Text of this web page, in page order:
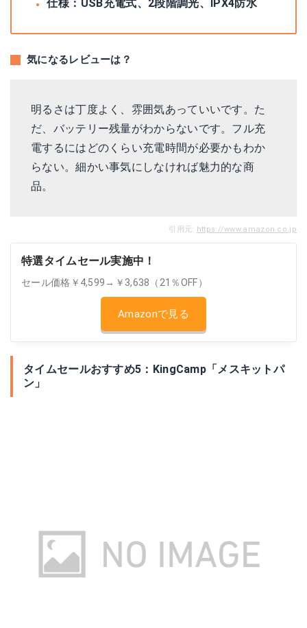
仕様：USB充電式、2段階調光、IPX4防水
気になるレビューは？
明るさは丁度よく、雰囲気あっていいです。た
だ、バッテリー残量がわからないです。フル充
電するにはどのくらい充電時間が必要かもわか
らない。細かい事気にしなければ魅力的な商
品。
引用元: https://www.amazon.co.jp
特選タイムセール実施中！
セール価格￥4,599→￥3,638（21％OFF）
Amazonで見る
タイムセールおすすめ5：KingCamp「メスキットパ
ン」